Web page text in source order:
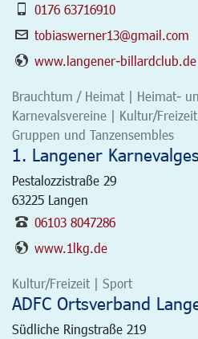
0176 63716910
tobiaswerner13@gmail.com
www.langener-billardclub.de
Brauchtum / Heimat | Heimat-
Karnevalsvereine | Kultur/
Gruppen und Tanzensembles
1. Langener
Pestalozzistraße 29
63225 Langen
06103 8047286
www.1lkg.de
Kultur/Freizeit | Sport
ADFC Ortsverband
Südliche Ringstraße 219